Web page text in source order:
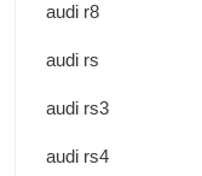
audi r8
audi rs
audi rs3
audi rs4